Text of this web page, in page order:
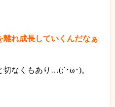
離れ成長していくんだなぁ
切なくもあり…(;´･ω･)。